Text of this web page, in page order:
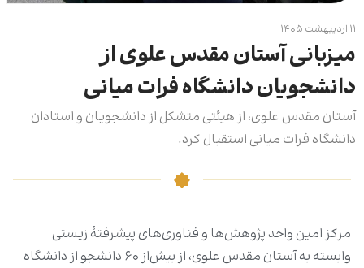
۱۱ اردیبهشت ۱۴۰۵
میزبانی آستان مقدس علوی از
دانشجویان دانشگاه فرات میانی
آستان مقدس علوی، از هیئتی متشکل از دانشجویان و استادان
دانشگاه فرات میانی استقبال کرد.
مرکز امین واحد پژوهش‌ها و فناوری‌های پیشرفتۀ زیستی
وابسته به آستان مقدس علوی، از بیش‌از ۶۰ دانشجو از دانشگاه